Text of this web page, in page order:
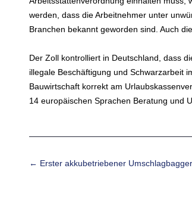
werden, dass die Arbeitnehmer unter
Branchen bekannt geworden sind. Auch
Der Zoll kontrolliert in Deutschland, dass
illegale Beschäftigung und Schwarzarbeit
Bauwirt­schaft korrekt am
14 europäischen Sprachen Beratung und
Beitrags-Navigation
← Erster akkubetriebener